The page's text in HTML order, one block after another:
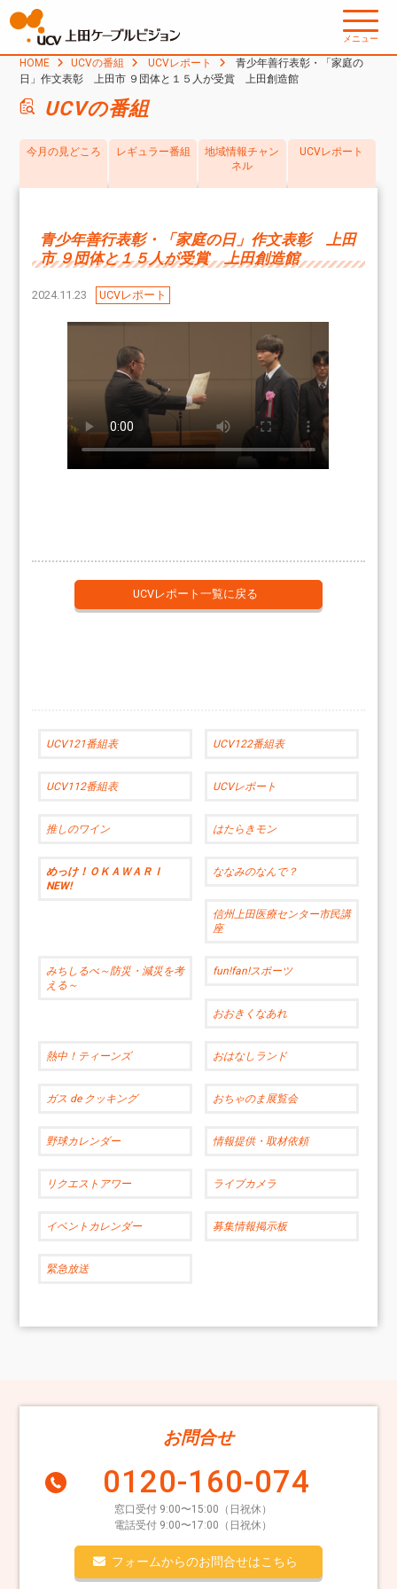
メニュー
HOME UCVの番組 UCVレポート
青少年善行表彰・「家庭の
日」作文表彰 上田市 ９団体と１５人が受賞 上田創造館
UCVの番組
今月の見どころ レギュラー番組
地域情報チャン
ネル
UCVレポート
青少年善行表彰・「家庭の日」作文表彰 上田
市 ９団体と１５人が受賞 上田創造館
2024.11.23 UCVレポート
UCVレポート一覧に戻る
UCV121番組表 UCV122番組表
UCV112番組表 UCVレポート
推しのワイン はたらきモン
めっけ！ＯＫＡＷＡＲＩ
NEW!
ななみのなんで？
信州上田医療センター市民講
座
みちしるべ～防災・減災を考
える～
fun!fan!スポーツ
おおきくなあれ
熱中！ティーンズ おはなしランド
ガス de クッキング おちゃのま展覧会
野球カレンダー 情報提供・取材依頼
リクエストアワー ライブカメラ
イベントカレンダー 募集情報掲示板
緊急放送
お問合せ
0120-160-074
窓口受付 9:00〜15:00（日祝休）
電話受付 9:00〜17:00（日祝休）
フォームからのお問合せはこちら